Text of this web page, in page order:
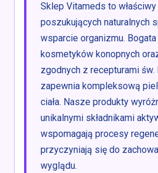
Sklep Vitameds to
poszukujących naturalnych
wsparcie organizmu. Bogata
kosmetyków konopnych
zgodnych z recepturami św.
zapewnia kompleksową
ciała. Nasze produkty
unikalnymi składnikami
wspomagają procesy
przyczyniają się do
wyglądu.